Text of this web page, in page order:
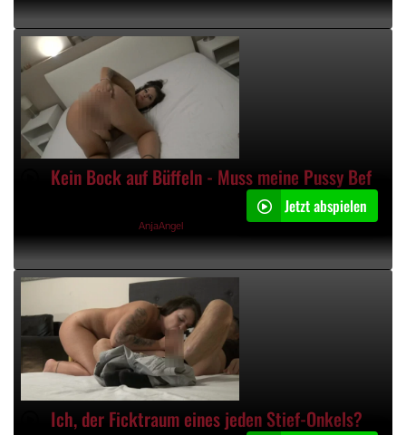
Kein Bock auf Büffeln - Muss meine Pussy Befriedigen!
AnjaAngel
Jetzt abspielen
Ich, der Ficktraum eines jeden Stief-Onkels?